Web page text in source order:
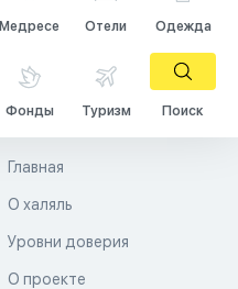
Медресе Отели Одежда
Фонды Туризм Поиск
Главная
О халяль
Уровни доверия
О проекте